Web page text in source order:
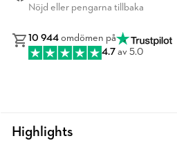
Nöjd eller pengarna tillbaka
10 944 omdömen på
4.7 av 5.0
Highlights